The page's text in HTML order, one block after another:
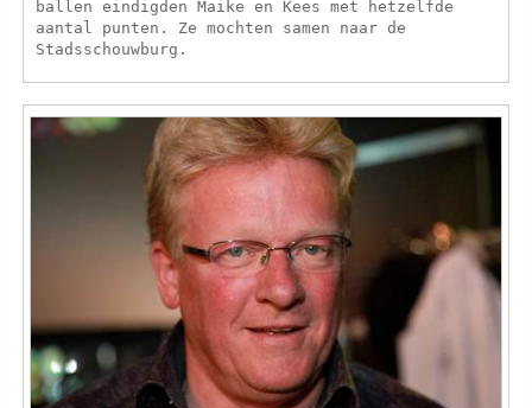
ballen eindigden Maike en Kees met hetzelfde
aantal punten. Ze mochten samen naar de
Stadsschouwburg.